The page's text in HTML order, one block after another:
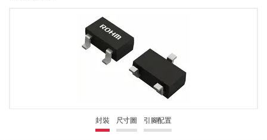
封裝 尺寸圖 引腳配置